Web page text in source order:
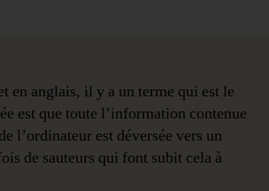
pas
leur
place
dans
le
en anglais, il y a un terme qui est le
est que toute l’information contenue
l’ordinateur est déversée vers un
de sauteurs qui font subit cela à